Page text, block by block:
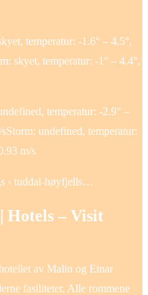
temperatur: -1.6° – 4.5°,
skyet, temperatur: -1° – 4.4°,
temperatur: -2.9° –
undefined, temperatur:
m/s
› tuddal-høyfjells…
Hotels – Visit
av Malin og Einar
fasiliteter. Alle rommene